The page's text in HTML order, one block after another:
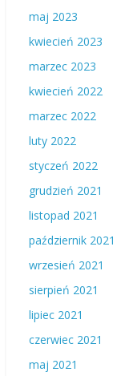
maj 2023
kwiecień 2023
marzec 2023
kwiecień 2022
marzec 2022
luty 2022
styczeń 2022
grudzień 2021
listopad 2021
październik 2021
wrzesień 2021
sierpień 2021
lipiec 2021
czerwiec 2021
maj 2021